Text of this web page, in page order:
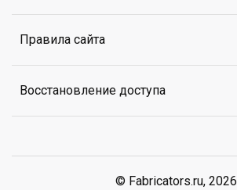
Правила сайта
Восстановление доступа
© Fabricators.ru, 2026